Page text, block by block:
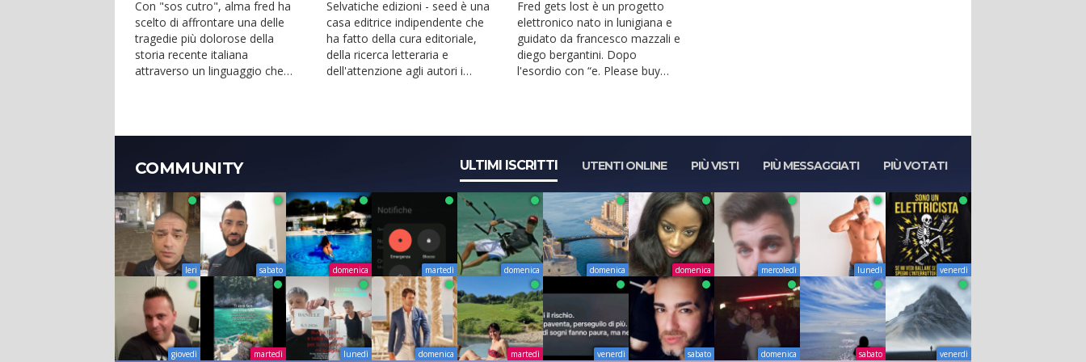
Con "sos cutro", alma fred ha
scelto di affrontare una delle
tragedie più dolorose della
storia recente italiana
attraverso un linguaggio che
SELVATICHE EDIZIONI – SEED.
Selvatiche edizioni - seed è una
casa editrice indipendente che
ha fatto della cura editoriale,
della ricerca letteraria e
dell'attenzione agli autori i
NASCE IN LUNIGIANA
Fred gets lost è un progetto
elettronico nato in lunigiana e
guidato da francesco mazzali e
diego bergantini. Dopo
l'esordio con “e. Please buy
COMMUNITY ULTIMI ISCRITTI UTENTI ONLINE PIÙ VISTI PIÙ MESSAGGIATI PIÙ VOTATI
Ieri sabato domenica martedì domenica domenica domenica mercoledì lunedì venerdì
giovedì martedì lunedì domenica martedì venerdì sabato domenica sabato venerdì